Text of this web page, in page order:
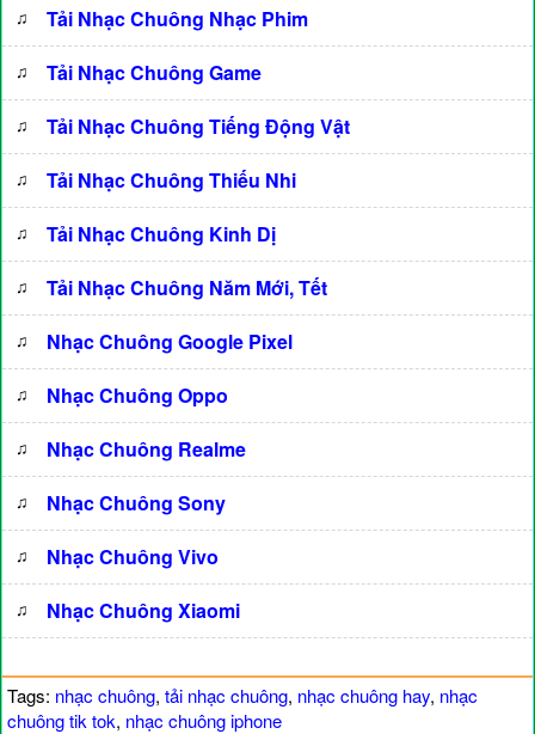
♫ Tải Nhạc Chuông Nhạc Phim
♫ Tải Nhạc Chuông Game
♫ Tải Nhạc Chuông Tiếng Động Vật
♫ Tải Nhạc Chuông Thiếu Nhi
♫ Tải Nhạc Chuông Kinh Dị
♫ Tải Nhạc Chuông Năm Mới, Tết
♫ Nhạc Chuông Google Pixel
♫ Nhạc Chuông Oppo
♫ Nhạc Chuông Realme
♫ Nhạc Chuông Sony
♫ Nhạc Chuông Vivo
♫ Nhạc Chuông Xiaomi
Tags: nhạc chuông, tải nhạc chuông, nhạc chuông hay, nhạc
chuông tik tok, nhạc chuông iphone